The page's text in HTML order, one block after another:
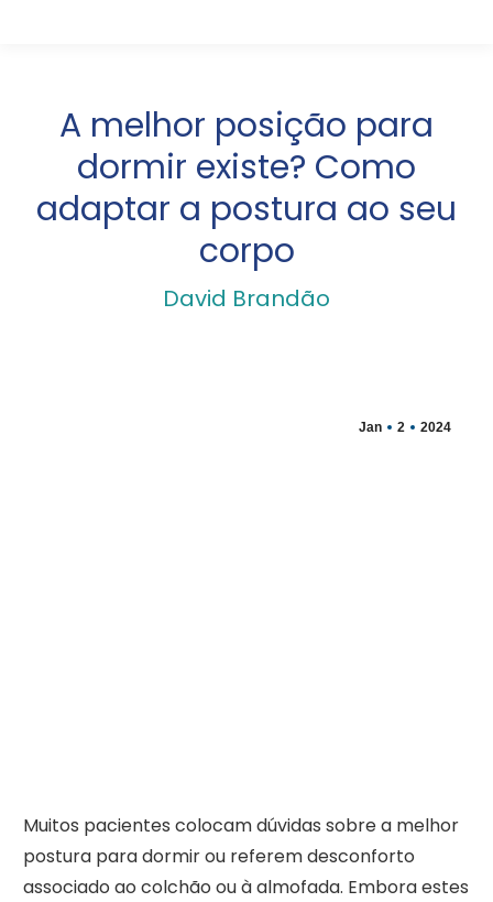
A melhor posição para
dormir existe? Como
adaptar a postura ao seu
corpo
David Brandão
Jan 2 2024
Muitos pacientes colocam dúvidas sobre a melhor
postura para dormir ou referem desconforto
associado ao colchão ou à almofada. Embora estes